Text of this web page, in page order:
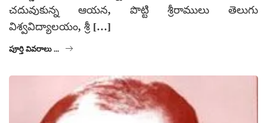
చదువుకున్న ఆయన, పొట్టి శ్రీరాములు తెలుగు
విశ్వవిద్యాలయం, శ్రీ […]
పూర్తి వివరాలు ...